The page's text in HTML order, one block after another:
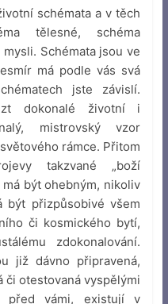
schémata a v těch
tělesné, schéma
Schémata jsou ve
má podle vás svá
jste závislí.
dokonalé životní i
mistrovský vzor
rámce. Přitom
takzvané „boží
být ohebným, nikoliv
být přizpůsobivé všem
či kosmického bytí,
zdokonalování.
již dávno připravená,
či otestovaná vyspělými
před vámi, existují v